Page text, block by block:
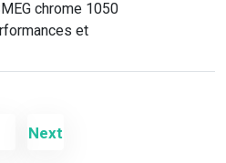
chrome 1050
et
Next